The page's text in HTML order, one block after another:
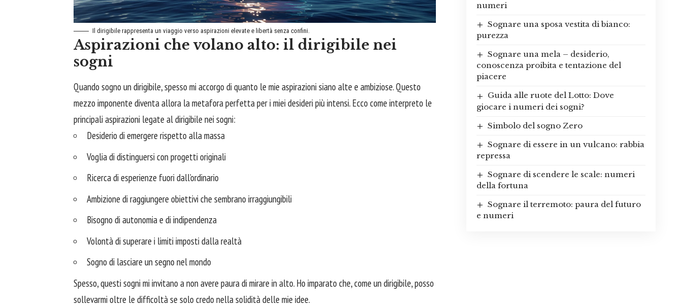
Il dirigibile rappresenta un viaggio verso aspirazioni elevate e libertà senza confini.
Aspirazioni che volano alto: il dirigibile nei
sogni
Quando sogno un dirigibile, spesso mi accorgo di quanto le mie aspirazioni siano alte e ambiziose. Questo
mezzo imponente diventa allora la metafora perfetta per i miei desideri più intensi. Ecco come interpreto le
principali aspirazioni legate al dirigibile nei sogni:
Desiderio di emergere rispetto alla massa
Voglia di distinguersi con progetti originali
Ricerca di esperienze fuori dall’ordinario
Ambizione di raggiungere obiettivi che sembrano irraggiungibili
Bisogno di autonomia e di indipendenza
Volontà di superare i limiti imposti dalla realtà
Sogno di lasciare un segno nel mondo
Spesso, questi sogni mi invitano a non avere paura di mirare in alto. Ho imparato che, come un dirigibile, posso
sollevarmi oltre le difficoltà se solo credo nella solidità delle mie idee.
numeri
Sognare una sposa vestita di bianco:
purezza
Sognare una mela – desiderio,
conoscenza proibita e tentazione del
piacere
Guida alle ruote del Lotto: Dove
giocare i numeri dei sogni?
Simbolo del sogno Zero
Sognare di essere in un vulcano: rabbia
repressa
Sognare di scendere le scale: numeri
della fortuna
Sognare il terremoto: paura del futuro
e numeri